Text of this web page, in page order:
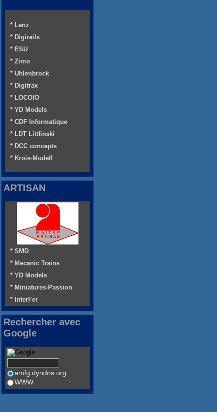
* Lenz
* Digirails
* ESU
* Zimo
* Uhlenbrock
* Digitrax
* LOCOIO
* YD Models
* CDF Informatique
* LDT Littfinski
* DCC concepts
* Krois-Modell
ARTISAN
* SMD
* Mecanic Trains
* YD Models
* Miniatures-Passion
* InterFer
Rechercher avec
Google
amfg.dyndns.org
WWW